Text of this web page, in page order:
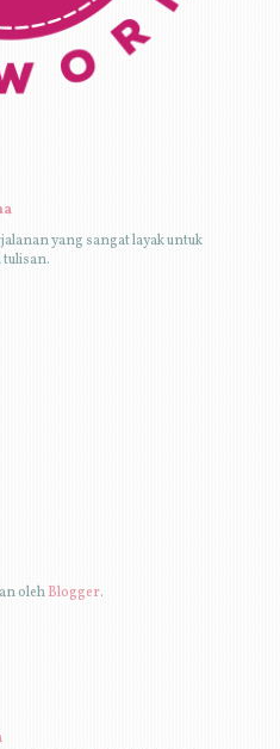
yang sangat layak untuk
tulisan.
olehBlogger.